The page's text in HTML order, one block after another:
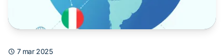
7 mar 2025